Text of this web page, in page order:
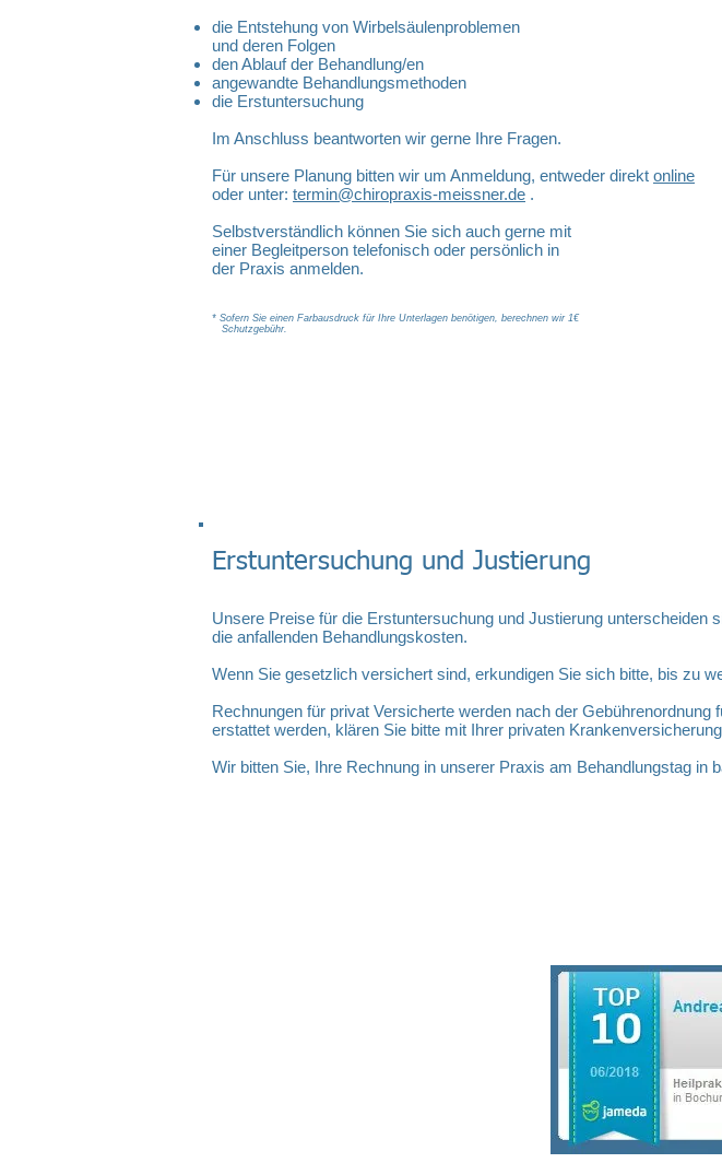
die Entstehung von Wirbelsäulenproblemen
und deren Folgen
den Ablauf der Behandlung/en
angewandte Behandlungsmethoden
die Erstuntersuchung
Im Anschluss beantworten wir gerne Ihre Fragen.​
Für unsere Planung bitten wir um Anmeldung, entweder direkt online
oder unter: termin@chiropraxis-meissner.de .
Selbstverständlich können Sie sich auch gerne mit
einer Begleitperson telefonisch oder persönlich in
der Praxis anmelden.​
* Sofern Sie einen Farbausdruck für Ihre Unterlagen benötigen, berechnen wir 1€
Schutzgebühr.
Erstuntersuchung und Justierung
Unsere Preise für die Erstuntersuchung und Justierung
die anfallenden Behandlungskosten.
Wenn Sie gesetzlich versichert sind, erkundigen Sie sich bitte, bis zu
Rechnungen für privat Versicherte werden nach der
erstattet werden, klären Sie bitte mit Ihrer privaten
Wir bitten Sie, Ihre Rechnung in unserer Praxis am Behandlungstag in